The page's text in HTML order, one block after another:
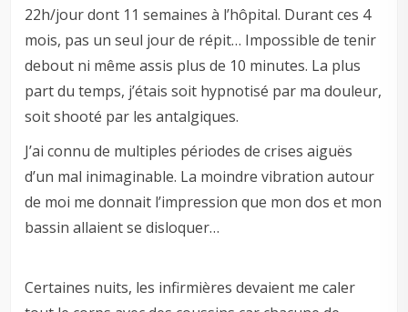
22h/jour dont 11 semaines à l’hôpital. Durant ces 4
mois, pas un seul jour de répit… Impossible de tenir
debout ni même assis plus de 10 minutes. La plus
part du temps, j’étais soit hypnotisé par ma douleur,
soit shooté par les antalgiques.
J’ai connu de multiples périodes de crises aiguës
d’un mal inimaginable. La moindre vibration autour
de moi me donnait l’impression que mon dos et mon
bassin allaient se disloquer…
Certaines nuits, les infirmières devaient me caler